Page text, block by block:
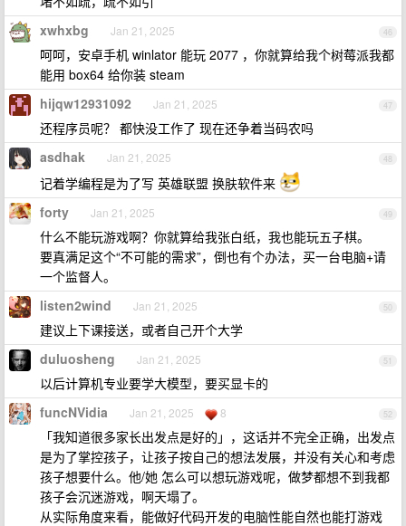
46
xwhxbg Jan 21, 2025
呵呵，安卓手机 winlator 能玩 2077 ，你就算给我个树莓派我都
能用 box64 给你装 steam
47
hijqw12931092 Jan 21, 2025
还程序员呢？ 都快没工作了 现在还争着当码农吗
48
asdhak Jan 21, 2025
记着学编程是为了写 英雄联盟 换肤软件来
49
forty Jan 21, 2025
什么不能玩游戏啊？你就算给我张白纸，我也能玩五子棋。
要真满足这个“不可能的需求”，倒也有个办法，买一台电脑+请
一个监督人。
50
listen2wind Jan 21, 2025
建议上下课接送，或者自己开个大学
51
duluosheng Jan 21, 2025
以后计算机专业要学大模型，要买显卡的
52
funcNVidia Jan 21, 2025 8
「我知道很多家长出发点是好的」，这话并不完全正确，出发点
是为了掌控孩子，让孩子按自己的想法发展，并没有关心和考虑
孩子想要什么。他/她 怎么可以想玩游戏呢，做梦都想不到我都
孩子会沉迷游戏，啊天塌了。
从实际角度来看，能做好代码开发的电脑性能自然也能打游戏